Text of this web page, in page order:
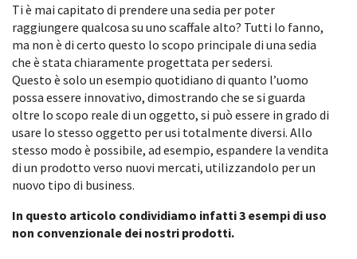
Ti è mai capitato di prendere una sedia per poter
raggiungere qualcosa su uno scaffale alto? Tutti lo fanno,
ma non è di certo questo lo scopo principale di una sedia
che è stata chiaramente progettata per sedersi.
Questo è solo un esempio quotidiano di quanto l’uomo
possa essere innovativo, dimostrando che se si guarda
oltre lo scopo reale di un oggetto, si può essere in grado di
usare lo stesso oggetto per usi totalmente diversi. Allo
stesso modo è possibile, ad esempio, espandere la vendita
di un prodotto verso nuovi mercati, utilizzandolo per un
nuovo tipo di business.
In questo articolo condividiamo infatti 3 esempi di uso
non convenzionale dei nostri prodotti.